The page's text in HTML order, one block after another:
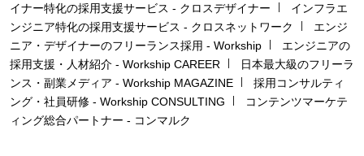
イナー特化の採用支援サービス - クロスデザイナー
インフラエ
ンジニア特化の採用支援サービス - クロスネットワーク
エンジ
ニア・デザイナーのフリーランス採用 - Workship
エンジニアの
採用支援・人材紹介 - Workship CAREER
日本最大級のフリーラ
ンス・副業メディア - Workship MAGAZINE
採用コンサルティ
ング・社員研修 - Workship CONSULTING
コンテンツマーケテ
ィング総合パートナー - コンマルク